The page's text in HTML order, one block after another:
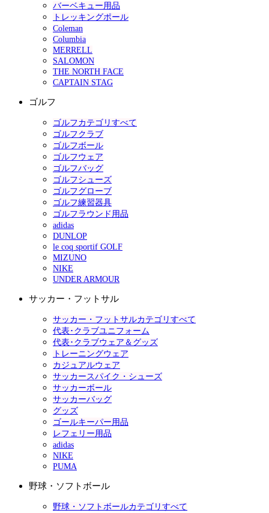
バーベキュー用品
トレッキングポール
Coleman
Columbia
MERRELL
SALOMON
THE NORTH FACE
CAPTAIN STAG
ゴルフ
ゴルフカテゴリすべて
ゴルフクラブ
ゴルフボール
ゴルフウェア
ゴルフバッグ
ゴルフシューズ
ゴルフグローブ
ゴルフ練習器具
ゴルフラウンド用品
adidas
DUNLOP
le coq sportif GOLF
MIZUNO
NIKE
UNDER ARMOUR
サッカー・フットサル
サッカー・フットサルカテゴリすべて
代表･クラブユニフォーム
代表･クラブウェア＆グッズ
トレーニングウェア
カジュアルウェア
サッカースパイク・シューズ
サッカーボール
サッカーバッグ
グッズ
ゴールキーパー用品
レフェリー用品
adidas
NIKE
PUMA
野球・ソフトボール
野球・ソフトボールカテゴリすべて